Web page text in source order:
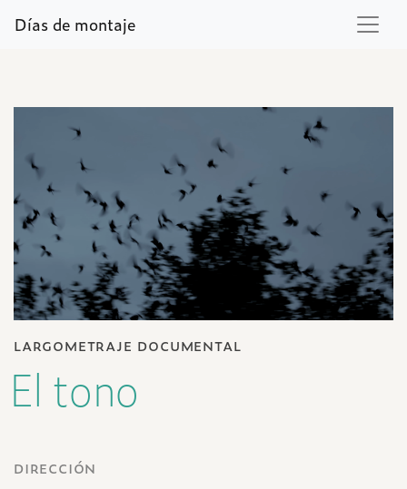
Días de montaje
largometraje documental
El tono
dirección